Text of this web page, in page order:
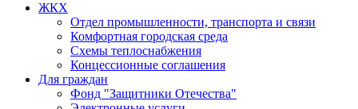
ЖКХ
Отдел промышленности, транспорта и связи
Комфортная городская среда
Схемы теплоснабжения
Концессионные соглашения
Для граждан
Фонд "Защитники Отечества"